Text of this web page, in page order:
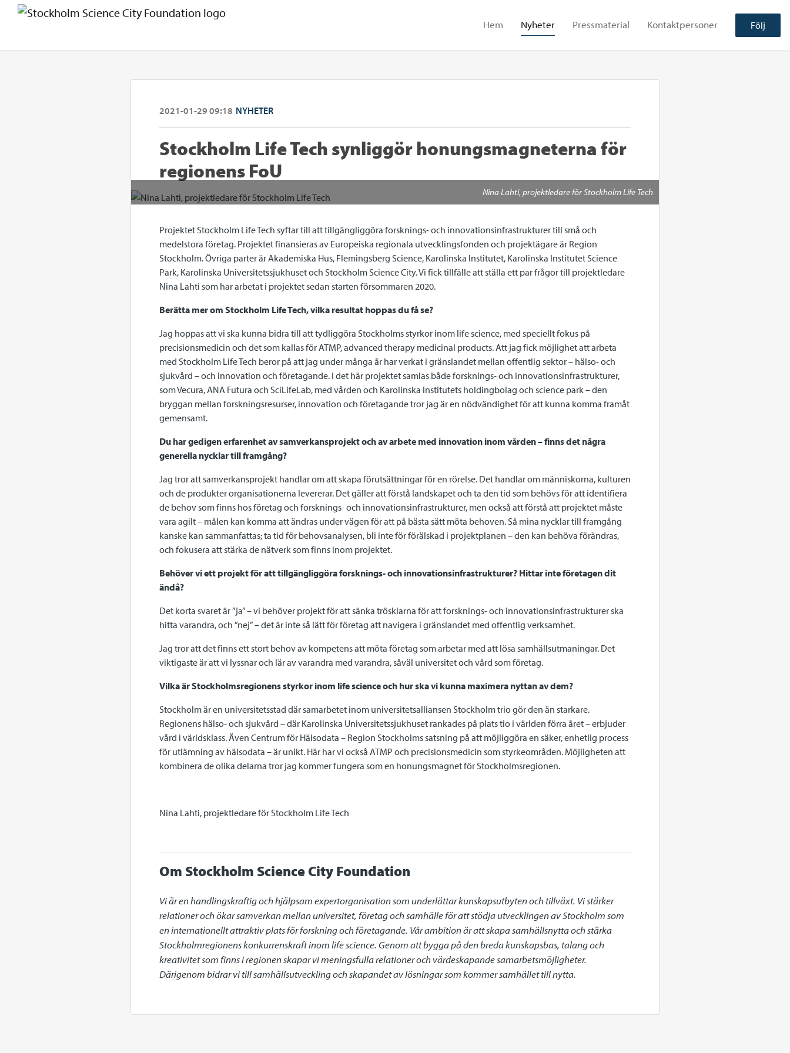
Hem Nyheter Pressmaterial Kontaktpersoner Följ
2021-01-29 09:18 NYHETER
Stockholm Life Tech synliggör honungsmagneterna för
regionens FoU
Nina Lahti, projektledare för Stockholm Life Tech
Projektet Stockholm Life Tech syftar till att tillgängliggöra forsknings- och innovationsinfrastrukturer till små och
medelstora företag. Projektet finansieras av Europeiska regionala utvecklingsfonden och projektägare är Region
Stockholm. Övriga parter är Akademiska Hus, Flemingsberg Science, Karolinska Institutet, Karolinska Institutet Science
Park, Karolinska Universitetssjukhuset och Stockholm Science City. Vi fick tillfälle att ställa ett par frågor till projektledare
Nina Lahti som har arbetat i projektet sedan starten försommaren 2020.
Berätta mer om Stockholm Life Tech, vilka resultat hoppas du få se?
Jag hoppas att vi ska kunna bidra till att tydliggöra Stockholms styrkor inom life science, med speciellt fokus på
precisionsmedicin och det som kallas för ATMP, advanced therapy medicinal products. Att jag fick möjlighet att arbeta
med Stockholm Life Tech beror på att jag under många år har verkat i gränslandet mellan offentlig sektor – hälso- och
sjukvård – och innovation och företagande. I det här projektet samlas både forsknings- och innovationsinfrastrukturer,
som Vecura, ANA Futura och SciLifeLab, med vården och Karolinska Institutets holdingbolag och science park – den
bryggan mellan forskningsresurser, innovation och företagande tror jag är en nödvändighet för att kunna komma framåt
gemensamt.
Du har gedigen erfarenhet av samverkansprojekt och av arbete med innovation inom vården – finns det några
generella nycklar till framgång?
Jag tror att samverkansprojekt handlar om att skapa förutsättningar för en rörelse. Det handlar om människorna, kulturen
och de produkter organisationerna levererar. Det gäller att förstå landskapet och ta den tid som behövs för att identifiera
de behov som finns hos företag och forsknings- och innovationsinfrastrukturer, men också att förstå att projektet måste
vara agilt – målen kan komma att ändras under vägen för att på bästa sätt möta behoven. Så mina nycklar till framgång
kanske kan sammanfattas; ta tid för behovsanalysen, bli inte för förälskad i projektplanen – den kan behöva förändras,
och fokusera att stärka de nätverk som finns inom projektet.
Behöver vi ett projekt för att tillgängliggöra forsknings- och innovationsinfrastrukturer? Hittar inte företagen dit
ändå?
Det korta svaret är ”ja” – vi behöver projekt för att sänka trösklarna för att forsknings- och innovationsinfrastrukturer ska
hitta varandra, och ”nej” – det är inte så lätt för företag att navigera i gränslandet med offentlig verksamhet.
Jag tror att det finns ett stort behov av kompetens att möta företag som arbetar med att lösa samhällsutmaningar. Det
viktigaste är att vi lyssnar och lär av varandra med varandra, såväl universitet och vård som företag.
Vilka är Stockholmsregionens styrkor inom life science och hur ska vi kunna maximera nyttan av dem?
Stockholm är en universitetsstad där samarbetet inom universitetsalliansen Stockholm trio gör den än starkare.
Regionens hälso- och sjukvård – där Karolinska Universitetssjukhuset rankades på plats tio i världen förra året – erbjuder
vård i världsklass. Även Centrum för Hälsodata – Region Stockholms satsning på att möjliggöra en säker, enhetlig process
för utlämning av hälsodata – är unikt. Här har vi också ATMP och precisionsmedicin som styrkeområden. Möjligheten att
kombinera de olika delarna tror jag kommer fungera som en honungsmagnet för Stockholmsregionen.
Nina Lahti, projektledare för Stockholm Life Tech
Om Stockholm Science City Foundation
Vi är en handlingskraftig och hjälpsam expertorganisation som underlättar kunskapsutbyten och tillväxt. Vi stärker
relationer och ökar samverkan mellan universitet, företag och samhälle för att stödja utvecklingen av Stockholm som
en internationellt attraktiv plats för forskning och företagande. Vår ambition är att skapa samhällsnytta och stärka
Stockholmregionens konkurrenskraft inom life science. Genom att bygga på den breda kunskapsbas, talang och
kreativitet som finns i regionen skapar vi meningsfulla relationer och värdeskapande samarbetsmöjligheter.
Därigenom bidrar vi till samhällsutveckling och skapandet av lösningar som kommer samhället till nytta.